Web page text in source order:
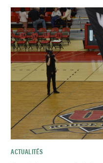
ACTUALITÉS